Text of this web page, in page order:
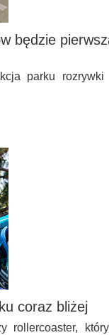
będzie
parku
coraz bliżej
rollercoaster,